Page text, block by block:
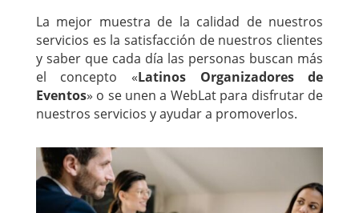
La mejor muestra de la calidad de nuestros
servicios es la satisfacción de nuestros clientes
y saber que cada día las personas buscan más
el concepto «Latinos Organizadores de
Eventos» o se unen a WebLat para disfrutar de
nuestros servicios y ayudar a promoverlos.